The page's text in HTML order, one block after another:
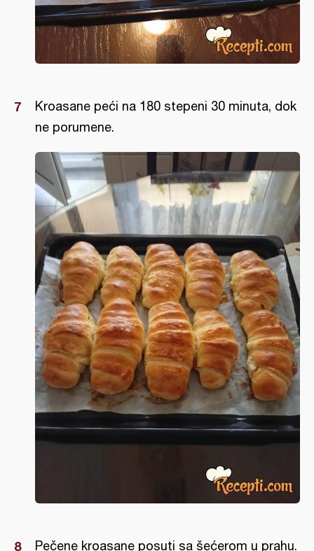
Kroasane peći na 180 stepeni 30 minuta, dok
ne porumene.
Pečene kroasane posuti sa šećerom u prahu.